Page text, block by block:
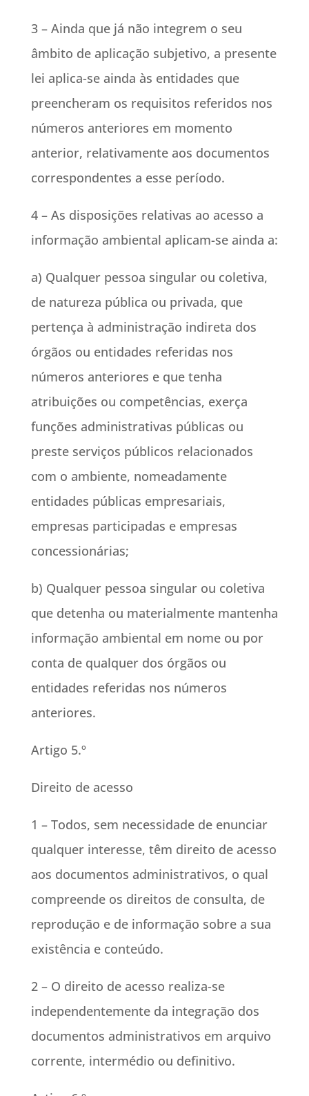
3 – Ainda que já não integrem o seu
âmbito de aplicação subjetivo, a presente
lei aplica-se ainda às entidades que
preencheram os requisitos referidos nos
números anteriores em momento
anterior, relativamente aos documentos
correspondentes a esse período.
4 – As disposições relativas ao acesso a
informação ambiental aplicam-se ainda a:
a) Qualquer pessoa singular ou coletiva,
de natureza pública ou privada, que
pertença à administração indireta dos
órgãos ou entidades referidas nos
números anteriores e que tenha
atribuições ou competências, exerça
funções administrativas públicas ou
preste serviços públicos relacionados
com o ambiente, nomeadamente
entidades públicas empresariais,
empresas participadas e empresas
concessionárias;
b) Qualquer pessoa singular ou coletiva
que detenha ou materialmente mantenha
informação ambiental em nome ou por
conta de qualquer dos órgãos ou
entidades referidas nos números
anteriores.
Artigo 5.º
Direito de acesso
1 – Todos, sem necessidade de enunciar
qualquer interesse, têm direito de acesso
aos documentos administrativos, o qual
compreende os direitos de consulta, de
reprodução e de informação sobre a sua
existência e conteúdo.
2 – O direito de acesso realiza-se
independentemente da integração dos
documentos administrativos em arquivo
corrente, intermédio ou definitivo.